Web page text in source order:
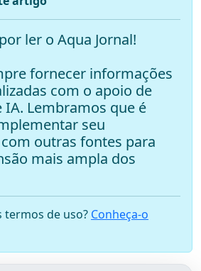
ler o Aqua Jornal!
fornecer informações
com o apoio de
IA. Lembramos que é
seu
outras fontes para
mais ampla dos
termos de uso? Conheça-o